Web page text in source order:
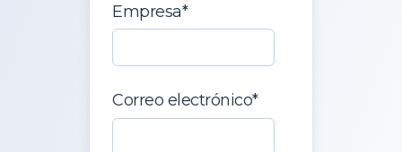
Empresa*
Correo electrónico*